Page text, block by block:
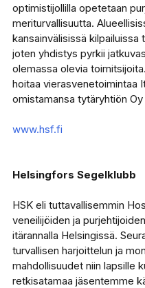
optimistijollilla opetetaan
meriturvallisuutta.
kansainvälisissä
joten yhdistys pyrkii
olemassa olevia
hoitaa vierasvenetoimintaa
omistamansa tytäryhtiön
www.hsf.fi
Helsingfors Segelklubb
HSK eli tuttavallisemmin
veneilijöiden ja
itärannalla Helsingissä.
turvallisen harjoittelun ja
mahdollisuudet niin lapsille
retkisatamaa jäsentemme